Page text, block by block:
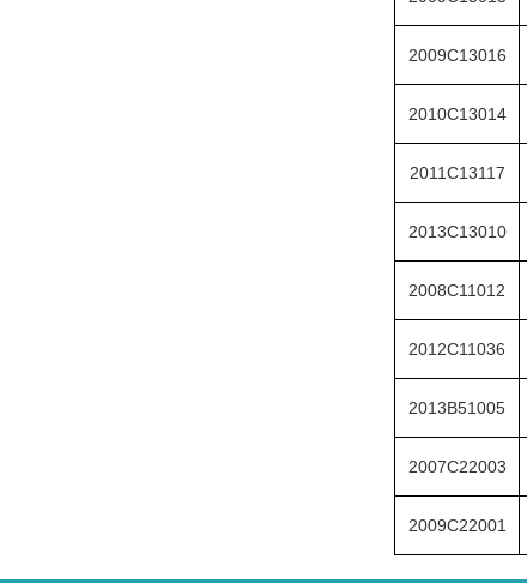
2009C13016
2010C13014
2011C13117
2013C13010
2008C11012
2012C11036
2013B51005
2007C22003
2009C22001